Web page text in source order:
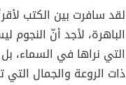
لقد سافرت بين الكتب
الباهرة، لأجد أنّ
التي نراها في السماء،
ذات الروعة والجمال